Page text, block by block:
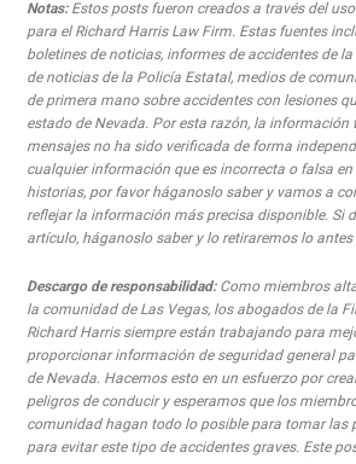
Notas:Estos posts fueron creados a través del
para el Richard Harris Law Firm. Estas fuentes
boletines de noticias, informes de accidentes de
de noticias de la Policía Estatal, medios de
de primera mano sobre accidentes con lesiones
estado de Nevada. Por esta razón, la
mensajes no ha sido verificada de forma
cualquier información que es incorrecta o falsa
historias, por favor háganoslo saber y vamos a
reflejar la información más precisa disponible. Si
artículo, háganoslo saber y lo retiraremos lo antes
Descargo de responsabilidad:Como miembros
la comunidad de Las Vegas, los abogados de la
Richard Harris siempre están trabajando para
proporcionar información de seguridad general
de Nevada. Hacemos esto en un esfuerzo por
peligros de conducir y esperamos que los
comunidad hagan todo lo posible para tomar las
para evitar este tipo de accidentes graves. Este